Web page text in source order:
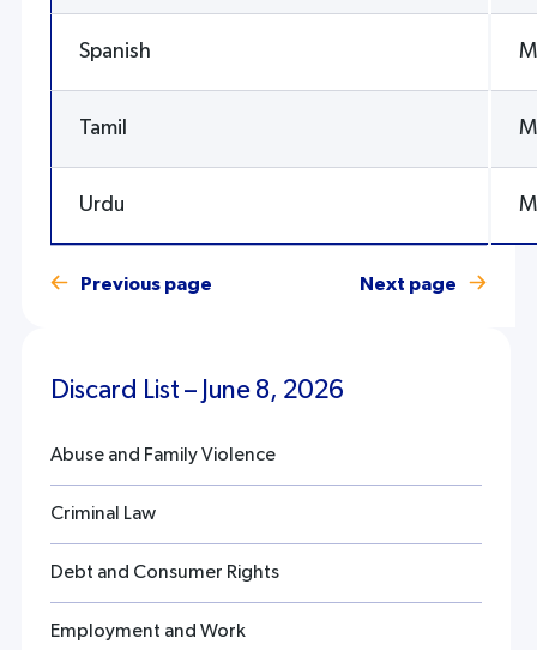
Spanish
Tamil
Urdu
Previous page Next page
Discard List – June 8, 2026
Abuse and Family Violence
Criminal Law
Debt and Consumer Rights
Employment and Work